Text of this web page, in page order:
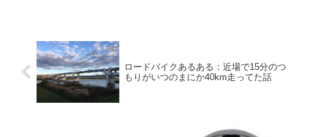
ロードバイクあるある：近場で15分のつ
もりがいつのまにか40km走ってた話